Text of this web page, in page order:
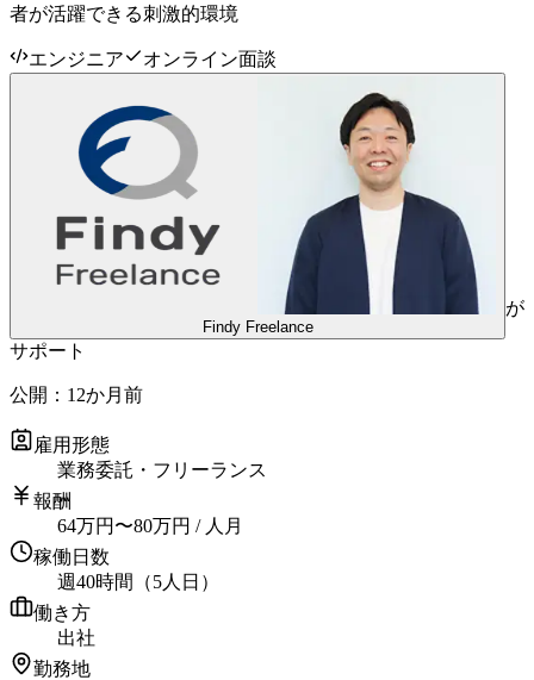
者が活躍できる刺激的環境
エンジニア オンライン面談
Findy Freelance
が
サポート
公開： 12か月前
雇用形態
業務委託・フリーランス
報酬
64万円 〜80万円 / 人月
稼働日数
週40時間（5人日）
働き方
出社
勤務地